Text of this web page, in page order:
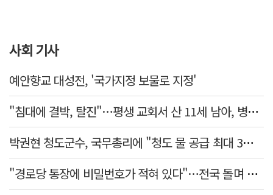
사회 기사
예안향교 대성전, '국가지정 보물로 지정'
"침대에 결박, 탈진"…평생 교회서 산 11세 남아, 병원 이송 끝 숨져
박권현 청도군수, 국무총리에 "청도 물 공급 최대 3만t 늘려달라"
"경로당 통장에 비밀번호가 적혀 있다"…전국 돌며 경로당 13곳 턴 30대 구속